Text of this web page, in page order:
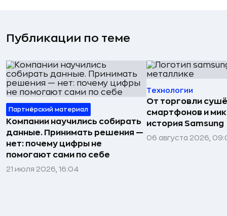
Публикации по теме
Партнёрский материал
Компании научились собирать
данные. Принимать решения —
нет: почему цифры не
помогают сами по себе
21 июля 2026, 16:04
Технологии
От торговли
смартфонов и
история Samsung
06 августа 2026,